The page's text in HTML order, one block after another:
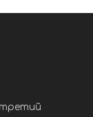
третий